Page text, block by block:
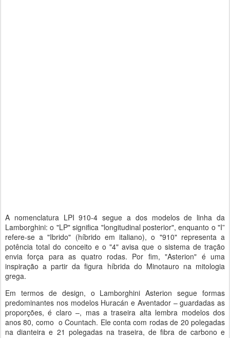
A nomenclatura LPI 910-4 segue a dos modelos de linha da
Lamborghini: o "LP" significa "longitudinal posterior", enquanto o "I”
refere-se a "Ibrido" (híbrido em italiano), o "910" representa a
potência total do conceito e o "4" avisa que o sistema de tração
envia força para as quatro rodas. Por fim, "Asterion" é uma
inspiração a partir da figura híbrida do Minotauro na mitologia
grega.
Em termos de design, o Lamborghini Asterion segue formas
predominantes nos modelos Huracán e Aventador – guardadas as
proporções, é claro –, mas a traseira alta lembra modelos dos
anos 80, como o Countach. Ele conta com rodas de 20 polegadas
na dianteira e 21 polegadas na traseira, de fibra de carbono e